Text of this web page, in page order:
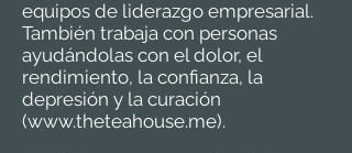
equipos de liderazgo empresarial.
También trabaja con personas
ayudándolas con el dolor, el
rendimiento, la confianza, la
depresión y la curación
(www.theteahouse.me).